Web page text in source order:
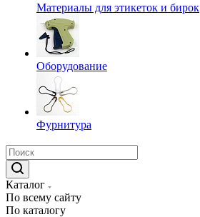
Материалы для этикеток и бирок
Оборудование
Фурнитура
Каталог
По всему сайту
По каталогу